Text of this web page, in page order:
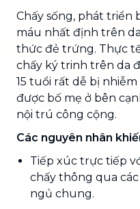
Chấy sống, phát triển
máu nhất định trên
thức đẻ trứng. Thực
chấy ký trinh trên da
15 tuổi rất dễ bị
được bố mẹ ở bên
nội trú công cộng.
Các nguyên nhân
Tiếp xúc trực tiếp
chấy thông qua
ngủ chung.